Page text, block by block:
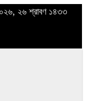
২৬ শ্রাবণ ১৪৩৩